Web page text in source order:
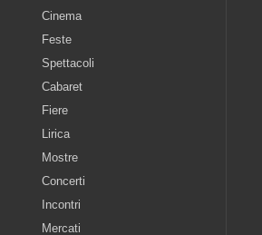
Cinema
Feste
Spettacoli
Cabaret
Fiere
Lirica
Mostre
Concerti
Incontri
Mercati